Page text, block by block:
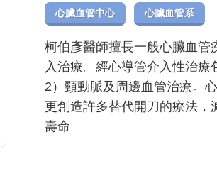
心臟血管中心 心臟血管系
柯伯彥醫師擅長一般心臟血管
入治療。經心導管介入性治
2）頸動脈及周邊血管治療。
更創造許多替代開刀的療法
壽命